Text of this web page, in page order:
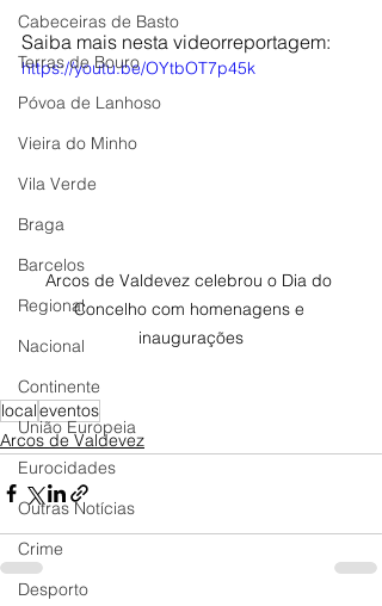
Cabeceiras de Basto
Terras de Bouro
Póvoa de Lanhoso
Vieira do Minho
Vila Verde
Braga
Barcelos
Regional
Nacional
Continente
União Europeia
Eurocidades
Outras Notícias
Crime
Desporto
Saiba mais nesta videorreportagem:
https://youtu.be/OYtbOT7p45k
Arcos de Valdevez celebrou o Dia do
Concelho com homenagens e
inaugurações
localeventos
Arcos de Valdevez